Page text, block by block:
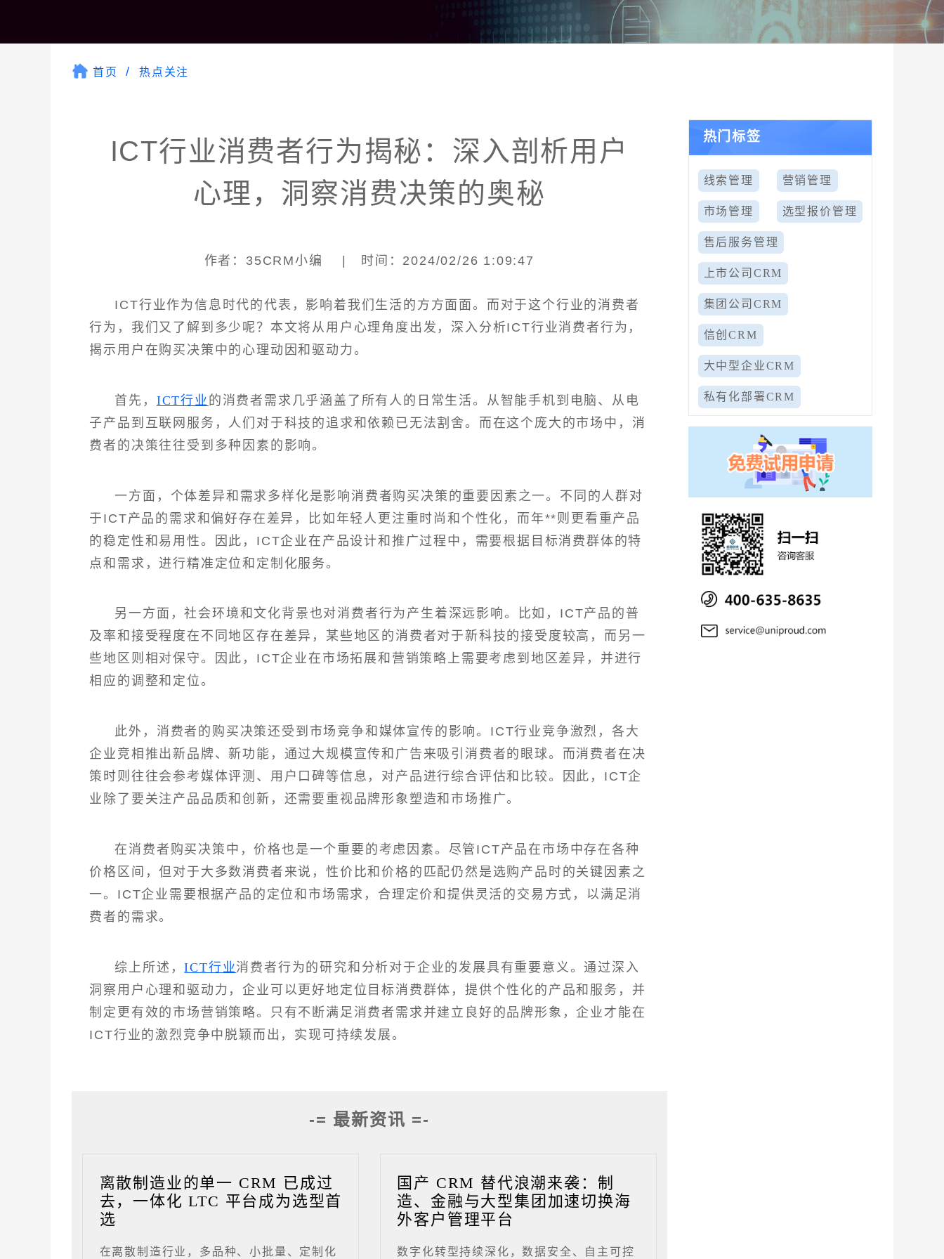
首页 热点关注
ICT行业消费者行为揭秘：深入剖析用户
心理，洞察消费决策的奥秘
作者：35CRM小编 | 时间：2024/02/26 1:09:47
ICT行业作为信息时代的代表，影响着我们生活的方方面面。而对于这个行业的消费者
行为，我们又了解到多少呢？本文将从用户心理角度出发，深入分析ICT行业消费者行为，
揭示用户在购买决策中的心理动因和驱动力。
首先， ICT行业 的消费者需求几乎涵盖了所有人的日常生活。从智能手机到电脑、从电
子产品到互联网服务，人们对于科技的追求和依赖已无法割舍。而在这个庞大的市场中，消
费者的决策往往受到多种因素的影响。
一方面，个体差异和需求多样化是影响消费者购买决策的重要因素之一。不同的人群对
于ICT产品的需求和偏好存在差异，比如年轻人更注重时尚和个性化，而年**则更看重产品
的稳定性和易用性。因此，ICT企业在产品设计和推广过程中，需要根据目标消费群体的特
点和需求，进行精准定位和定制化服务。
另一方面，社会环境和文化背景也对消费者行为产生着深远影响。比如，ICT产品的普
及率和接受程度在不同地区存在差异，某些地区的消费者对于新科技的接受度较高，而另一
些地区则相对保守。因此，ICT企业在市场拓展和营销策略上需要考虑到地区差异，并进行
相应的调整和定位。
此外，消费者的购买决策还受到市场竞争和媒体宣传的影响。ICT行业竞争激烈，各大
企业竞相推出新品牌、新功能，通过大规模宣传和广告来吸引消费者的眼球。而消费者在决
策时则往往会参考媒体评测、用户口碑等信息，对产品进行综合评估和比较。因此，ICT企
业除了要关注产品品质和创新，还需要重视品牌形象塑造和市场推广。
在消费者购买决策中，价格也是一个重要的考虑因素。尽管ICT产品在市场中存在各种
价格区间，但对于大多数消费者来说，性价比和价格的匹配仍然是选购产品时的关键因素之
一。ICT企业需要根据产品的定位和市场需求，合理定价和提供灵活的交易方式，以满足消
费者的需求。
综上所述，ICT行业消费者行为的研究和分析对于企业的发展具有重要意义。通过深入
洞察用户心理和驱动力，企业可以更好地定位目标消费群体，提供个性化的产品和服务，并
制定更有效的市场营销策略。只有不断满足消费者需求并建立良好的品牌形象，企业才能在
ICT行业的激烈竞争中脱颖而出，实现可持续发展。
-= 最新资讯 =-
离散制造业的单一 CRM 已成过
去，一体化 LTC 平台成为选型首
选
在离散制造行业，多品种、小批量、定制化
国产 CRM 替代浪潮来袭：制
造、金融与大型集团加速切换海
外客户管理平台
数字化转型持续深化，数据安全、自主可控
热门标签
线索管理 营销管理
市场管理 选型报价管理
售后服务管理
上市公司CRM
集团公司CRM
信创CRM
大中型企业CRM
私有化部署CRM